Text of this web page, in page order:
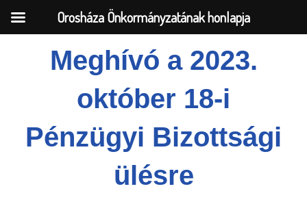
Meghívó a 2023.
október 18-i
Pénzügyi Bizottsági
ülésre
Orosháza Önkormányzatának honlapja